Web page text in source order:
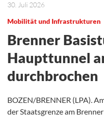
30. Juli 2026
Mobilität und Infrastrukturen
Brenner
Haupttunnel
durchbrochen
BOZEN/BRENNER (LPA).
der Staatsgrenze am